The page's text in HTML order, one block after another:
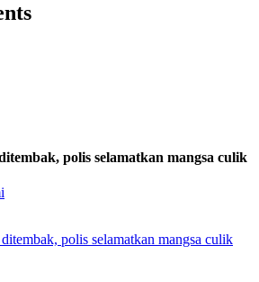
polis selamatkan mangsa culik